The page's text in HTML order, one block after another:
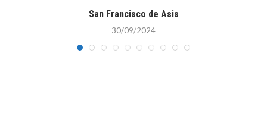
San Francisco de Asis
30/09/2024